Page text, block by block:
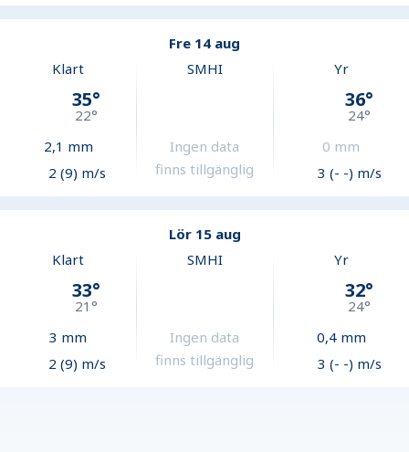
Fre 14 aug
Klart
35°
22°
2,1 mm
2 (9) m/s
SMHI
Ingen data
finns tillgänglig
Yr
36°
24°
0 mm
3 (- -) m/s
Lör 15 aug
Klart
33°
21°
3 mm
2 (9) m/s
SMHI
Ingen data
finns tillgänglig
Yr
32°
24°
0,4mm
3 (- -) m/s